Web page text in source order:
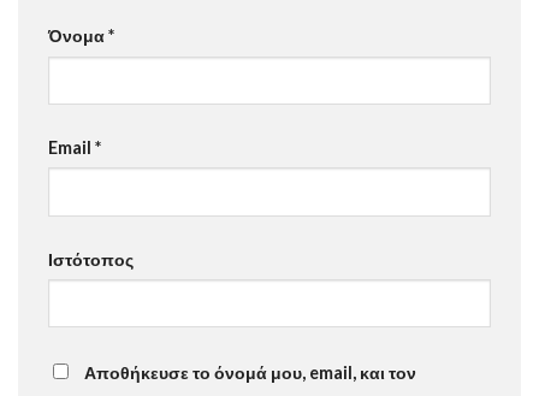
Όνομα*
Email *
Ιστότοπος
Αποθήκευσε το όνομά μου, email, και τον